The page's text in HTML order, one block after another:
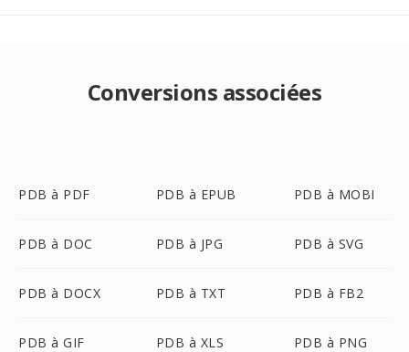
Conversions associées
PDB à PDF PDB à EPUB PDB à MOBI
PDB à DOC PDB à JPG PDB à SVG
PDB à DOCX PDB à TXT PDB à FB2
PDB à GIF PDB à XLS PDB à PNG